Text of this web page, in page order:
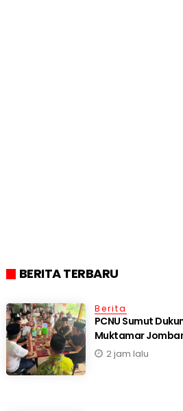
BERITA TERBARU
Berita
PCNU Sumut
Muktamar
2 jam lalu